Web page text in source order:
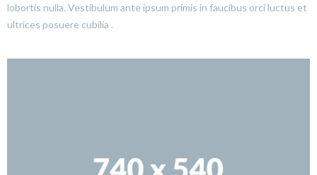
lobortis nulla. Vestibulum ante ipsum primis in faucibus orci luctus et
ultrices posuere cubilia .